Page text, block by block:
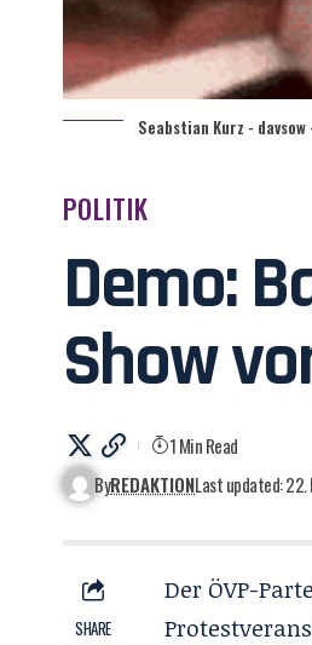
Seabstian Kurz - davsow
POLITIK
Demo:
Show
ByREDAKTIONLast updated:
1 Min Read
SHARE
Der ÖVP-